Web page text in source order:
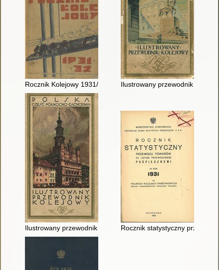
Rocznik Kolejowy 1931/1932 : opracowany na podstawie
Ilustrowany przewodnik
Ilustrowany przewodnik kolejowy. [Cz. 2],Rocznik statystyczny